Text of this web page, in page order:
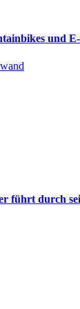
und
führt durch